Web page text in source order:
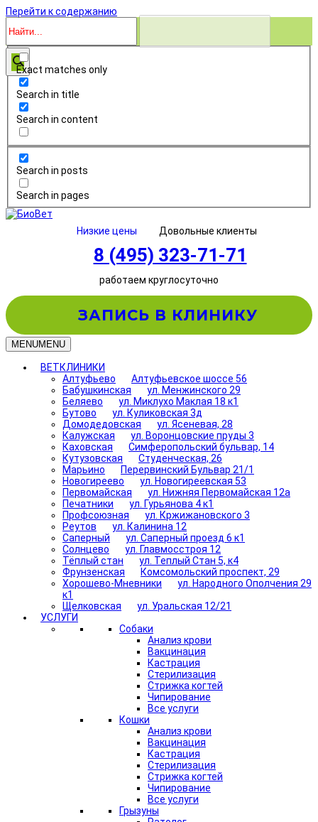
Перейти к содержанию
Exact matches only
Search in title
Search in content
Search in posts
Search in pages
Низкие цены Довольные клиенты
8 (495) 323-71-71
работаем круглосуточно
ЗАПИСЬ В КЛИНИКУ
MENUMENU
ВЕТКЛИНИКИ
Алтуфьево
Алтуфьевское шоссе 56
Бабушкинская
ул. Менжинского 29
Беляево
ул. Миклухо Маклая 18 к1
Бутово
ул. Куликовская 3д
Домодедовская
ул. Ясеневая, 28
Калужская
ул. Воронцовские пруды 3
Каховская
Симферопольский бульвар, 14
Кутузовская
Студенческая, 26
Марьино
Перервинский Бульвар 21/1
Новогиреево
ул. Новогиреевская 53
Первомайская
ул. Нижняя Первомайская 12а
Печатники
ул. Гурьянова 4 к1
Профсоюзная
ул. Кржижановского 3
Реутов
ул. Калинина 12
Саперный
ул. Саперный проезд 6 к1
Солнцево
ул. Главмосстроя 12
Тёплый стан
ул. Теплый Стан 5, к4
Фрунзенская
Комсомольский проспект, 29
Хорошево-Мневники
ул. Народного Ополчения 29
к1
Щелковская
ул. Уральская 12/21
УСЛУГИ
Собаки
Анализ крови
Вакцинация
Кастрация
Стерилизация
Стрижка когтей
Чипирование
Все услуги
Кошки
Анализ крови
Вакцинация
Кастрация
Стерилизация
Стрижка когтей
Чипирование
Все услуги
Грызуны